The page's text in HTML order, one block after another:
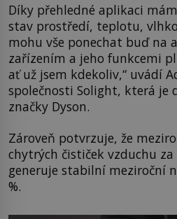
Díky přehledné aplikaci
stav prostředí, teplotu,
mohu vše ponechat buď na
zařízením a jeho funkcemi
ať už jsem kdekoliv,“ uvádí
společnosti Solight, která je
značky Dyson.
Zároveň potvrzuje, že
chytrých čističek vzduchu
generuje stabilní meziroční
%.